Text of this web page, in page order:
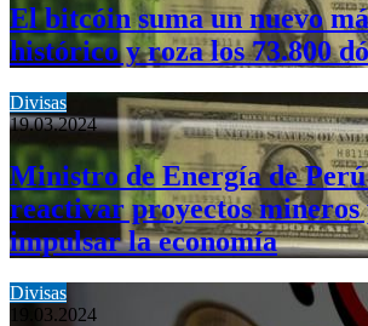
El bitcóin suma un nuevo
histórico y roza los 73.800
Divisas
19.03.2024
Ministro de Energía de Perú
reactivar proyectos mineros
impulsar la economía
Divisas
19.03.2024